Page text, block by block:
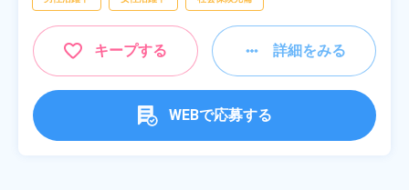
キープする 詳細をみる
WEBで応募する